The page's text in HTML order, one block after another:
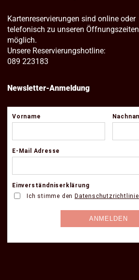
Kartenreservierungen sind online oder
telefonisch zu unseren Öffnungszeiten
möglich.
Unsere Reservierungshotline:
089 223183
Newsletter-Anmeldung